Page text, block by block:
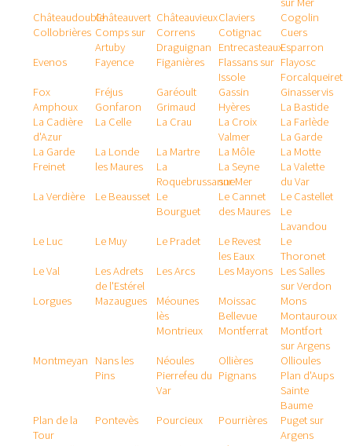
ChâteaudoubleChâteauvert ChâteauvieuxClaviers
Cogolin
Collobrières Comps sur
Artuby
Correns Cotignac
Cuers
Draguignan
EntrecasteauxEsparron
Evenos
Fayence Figanières
Flassans sur
Issole
Flayosc
Forcalqueiret
Fox
Amphoux
Fréjus Garéoult Gassin
Ginasservis
Gonfaron
Grimaud Hyères
La Bastide
La Cadière
d'Azur
La Celle La Crau
La Croix
Valmer
La Farlède
La Garde
La Garde
Freinet
La Londe
les Maures
La Martre La Môle
La Motte
La
Roquebrussanne
La Seyne
sur Mer
La Valette
du Var
La Verdière
Le Beausset Le
Bourguet
Le Cannet
des Maures
Le Castellet
Le
Lavandou
Le Luc
Le Muy Le Pradet
Le Revest
les Eaux
Le
Thoronet
Le Val
Les Adrets
de l'Estérel
Les Arcs Les Mayons
Les Salles
sur Verdon
Lorgues
Mazaugues
Méounes
lès
Montrieux
Moissac
Bellevue
Mons
Montauroux
Montferrat
Montfort
sur Argens
Montmeyan
Nans les
Pins
Néoules Ollières
Ollioules
Pierrefeu du
Var
Pignans
Plan d'Aups
Sainte
Baume
Plan de la
Tour
Pontevès Pourcieux Pourrières
Puget sur
Argens